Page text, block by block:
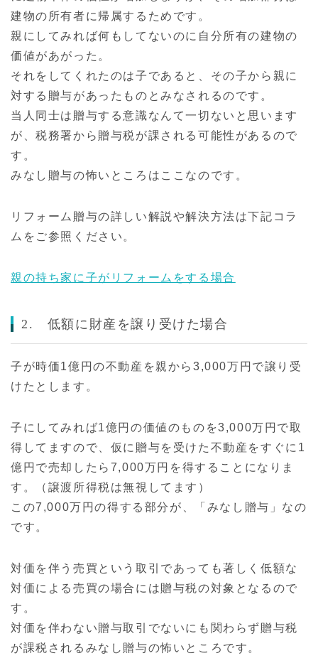
建物の所有者に帰属するためです。
親にしてみれば何もしてないのに自分所有の建物の
価値があがった。
それをしてくれたのは子であると、その子から親に
対する贈与があったものとみなされるのです。
当人同士は贈与する意識なんて一切ないと思います
が、税務署から贈与税が課される可能性があるので
す。
みなし贈与の怖いところはここなのです。
リフォーム贈与の詳しい解説や解決方法は下記コラ
ムをご参照ください。
親の持ち家に子がリフォームをする場合
2. 低額に財産を譲り受けた場合
子が時価1億円の不動産を親から3,000万円で譲り受
けたとします。
子にしてみれば1億円の価値のものを3,000万円で取
得してますので、仮に贈与を受けた不動産をすぐに1
億円で売却したら7,000万円を得することになりま
す。（譲渡所得税は無視してます）
この7,000万円の得する部分が、「みなし贈与」なの
です。
対価を伴う売買という取引であっても著しく低額な
対価による売買の場合には贈与税の対象となるので
す。
対価を伴わない贈与取引でないにも関わらず贈与税
が課税されるみなし贈与の怖いところです。